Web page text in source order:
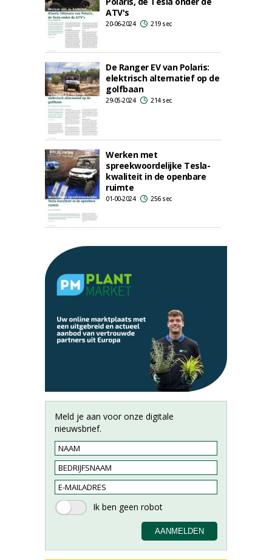
ATV's
20-06-2024 219 sec
De Ranger EV van Polaris:
elektrisch alternatief op de
golfbaan
29-05-2024 214 sec
Werken met
spreekwoordelijke Tesla-
kwaliteit in de openbare
ruimte
01-00-2024 256 sec
Meld je aan voor onze digitale
nieuwsbrief.